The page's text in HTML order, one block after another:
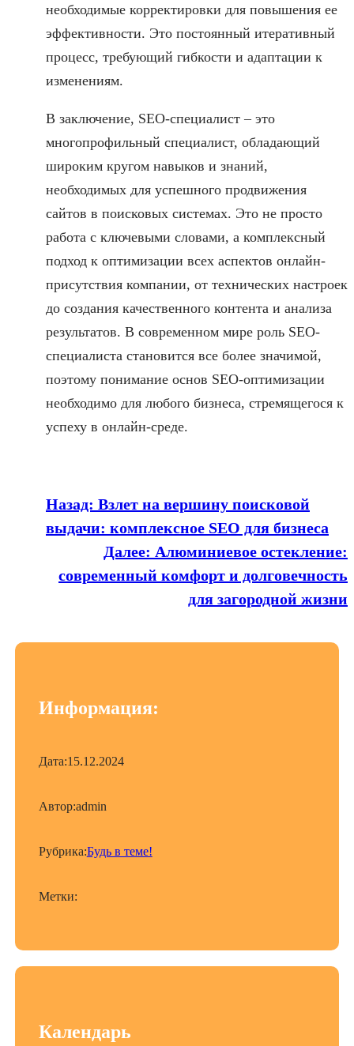
необходимые корректировки для повышения ее
эффективности. Это постоянный итеративный
процесс, требующий гибкости и адаптации к
изменениям.
В заключение, SEO-специалист – это
многопрофильный специалист, обладающий
широким кругом навыков и знаний,
необходимых для успешного продвижения
сайтов в поисковых системах. Это не просто
работа с ключевыми словами, а комплексный
подход к оптимизации всех аспектов онлайн-
присутствия компании, от технических настроек
до создания качественного контента и анализа
результатов. В современном мире роль SEO-
специалиста становится все более значимой,
поэтому понимание основ SEO-оптимизации
необходимо для любого бизнеса, стремящегося к
успеху в онлайн-среде.
Назад: Взлет на вершину поисковой
выдачи: комплексное SEO для бизнеса
Далее: Алюминиевое остекление:
современный комфорт и долговечность
для загородной жизни
Информация:
Дата:15.12.2024
Автор:admin
Рубрика:Будь в теме!
Метки:
Календарь